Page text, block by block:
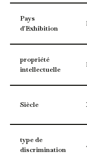
Pays
d'Exhibition
propriété
intellectuelle
Siècle
type de
discrimination